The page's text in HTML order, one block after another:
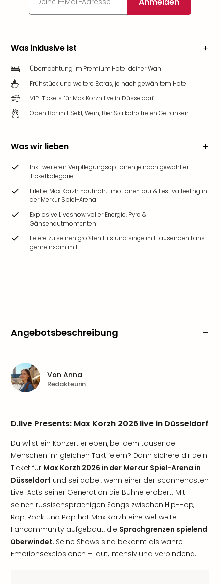
Was inklusive ist
Übernachtung im Premium Hotel deiner Wahl
Frühstück und weitere Extras, je nach gewähltem Hotel
VIP-Tickets für Max Korzh live in Düsseldorf
Open Bar mit Sekt, Wein, Bier & alkoholfreien Getränken
Was wir lieben
Inkl. weiteren Verpflegungsoptionen je nach gewählter
Ticketkategorie
Erlebe Max Korzh hautnah, Emotionen pur & Festivalfeeling in
der Merkur Spiel-Arena
Explosive Liveshow voller Energie, Pyro &
Gänsehautmomenten
Feiere zu seinen größten Hits und singe mit tausenden Fans
gemeinsam mit
Angebotsbeschreibung
D.live Presents: Max Korzh 2026 live in Düsseldorf
Du willst ein Konzert erleben, bei dem tausende
Menschen im gleichen Takt feiern? Dann sichere dir dein
Ticket für Max Korzh 2026 in der Merkur Spiel-Arena in
Düsseldorf und sei dabei, wenn einer der spannendsten
Live-Acts seiner Generation die Bühne erobert. Mit
seinen russischsprachigen Songs zwischen Hip-Hop,
Rap, Rock und Pop hat Max Korzh eine weltweite
Fancommunity aufgebaut, die Sprachgrenzen spielend
überwindet. Seine Shows sind bekannt als wahre
Emotionsexplosionen – laut, intensiv und verbindend.
Von Anna
Redakteurin